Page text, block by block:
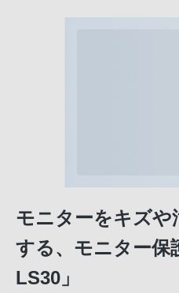
モニターをキズや
する、モニター保
LS30」